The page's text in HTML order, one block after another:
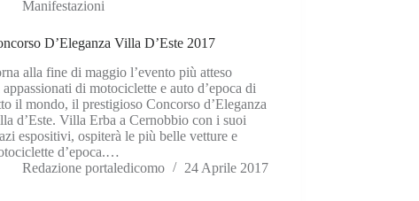
Manifestazioni
D’Eleganza Villa D’Este 2017
alla fine di maggio l’evento più atteso
appassionati di motociclette e auto d’epoca di
il mondo, il prestigioso Concorso d’Eleganza
d’Este. Villa Erba a Cernobbio con i suoi
espositivi, ospiterà le più belle vetture e
d’epoca.…
Redazione portaledicomo
24 Aprile 2017